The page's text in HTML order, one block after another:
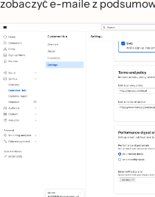
zobaczyć e-maile z